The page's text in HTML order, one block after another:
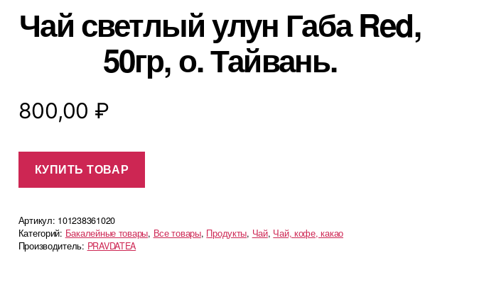
Чай светлый улун Габа Red,
50гр, о. Тайвань.
800,00 ₽
КУПИТЬ ТОВАР
Артикул: 101238361020
Категорий: Бакалейные товары, Все товары, Продукты, Чай, Чай, кофе, какао
Производитель: PRAVDATEA